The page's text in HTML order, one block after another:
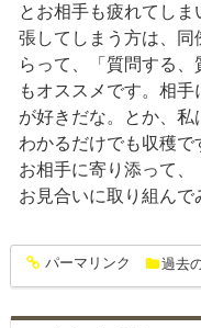
とお相手も疲れてし
張してしまう方は、同
らって、「質問する
もオススメです。相
が好きだな。とか、私
わかるだけでも収穫で
お相手に寄り添って、
お見合いに取り組んで
entry1382
パーマリンク 過去